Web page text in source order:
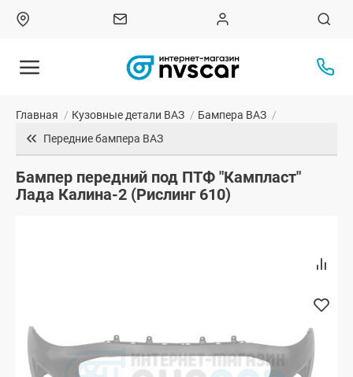
Главная / Кузовные детали ВАЗ / Бампера ВАЗ /
Передние бампера ВАЗ
Бампер передний под ПТФ "Кампласт"
Лада Калина-2 (Рислинг 610)